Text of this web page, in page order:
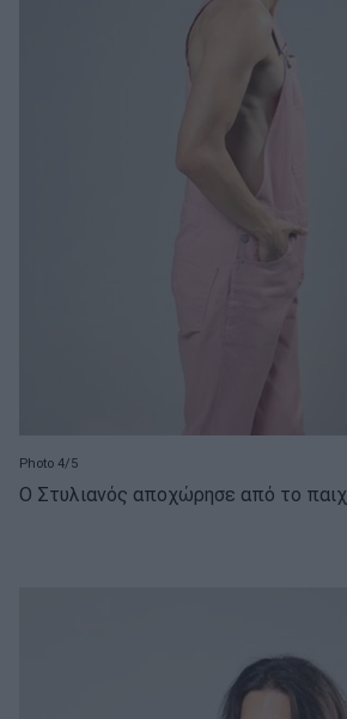
Photo 4/5
Ο Στυλιανός αποχώρησε από το